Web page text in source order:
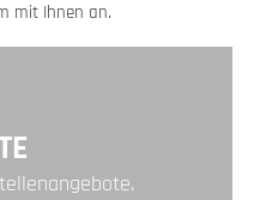
mit Ihnen an.